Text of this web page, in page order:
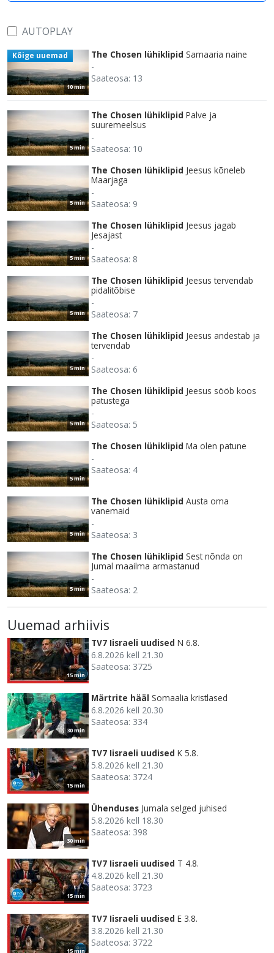
AUTOPLAY
10 min
Kõige uuemad The Chosen lühiklipid Samaaria naine
-
Saateosa: 13
5 min
The Chosen lühiklipid Palve ja
suuremeelsus
-
Saateosa: 10
5 min
The Chosen lühiklipid Jeesus kõneleb
Maarjaga
-
Saateosa: 9
5 min
The Chosen lühiklipid Jeesus jagab
Jesajast
-
Saateosa: 8
5 min
The Chosen lühiklipid Jeesus tervendab
pidalitõbise
-
Saateosa: 7
5 min
The Chosen lühiklipid Jeesus andestab ja
tervendab
-
Saateosa: 6
5 min
The Chosen lühiklipid Jeesus sööb koos
patustega
-
Saateosa: 5
5 min
The Chosen lühiklipid Ma olen patune
-
Saateosa: 4
5 min
The Chosen lühiklipid Austa oma
vanemaid
-
Saateosa: 3
5 min
The Chosen lühiklipid Sest nõnda on
Jumal maailma armastanud
-
Saateosa: 2
Uuemad arhiivis
15 min
TV7 Iisraeli uudised N 6.8.
6.8.2026 kell 21.30
Saateosa: 3725
30 min
Märtrite hääl Somaalia kristlased
6.8.2026 kell 20.30
Saateosa: 334
15 min
TV7 Iisraeli uudised K 5.8.
5.8.2026 kell 21.30
Saateosa: 3724
30 min
Ühenduses Jumala selged juhised
5.8.2026 kell 18.30
Saateosa: 398
15 min
TV7 Iisraeli uudised T 4.8.
4.8.2026 kell 21.30
Saateosa: 3723
15 min
TV7 Iisraeli uudised E 3.8.
3.8.2026 kell 21.30
Saateosa: 3722